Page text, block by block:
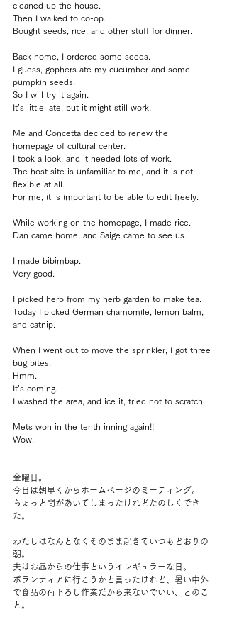
cleaned up the house.
Then I walked to co-op.
Bought seeds, rice, and other stuff for dinner.
Back home, I ordered some seeds.
I guess, gophers ate my cucumber and some
pumpkin seeds.
So I will try it again.
It’s little late, but it might still work.
Me and Concetta decided to renew the
homepage of cultural center.
I took a look, and it needed lots of work.
The host site is unfamiliar to me, and it is not
flexible at all.
For me, it is important to be able to edit freely.
While working on the homepage, I made rice.
Dan came home, and Saige came to see us.
I made bibimbap.
Very good.
I picked herb from my herb garden to make tea.
Today I picked German chamomile, lemon balm,
and catnip.
When I went out to move the sprinkler, I got three
bug bites.
Hmm.
It’s coming.
I washed the area, and ice it, tried not to scratch.
Mets won in the tenth inning again!!
Wow.
金曜日。
今日は朝早くからホームページのミーティング。
ちょっと間があいてしまったけれどたのしくでき
た。
わたしはなんとなくそのまま起きていつもどおりの
朝。
夫はお昼からの仕事というイレギュラーな日。
ボランティアに行こうかと言ったけれど、暑い中外
で食品の荷下ろし作業だから来ないでいい、とのこ
と。